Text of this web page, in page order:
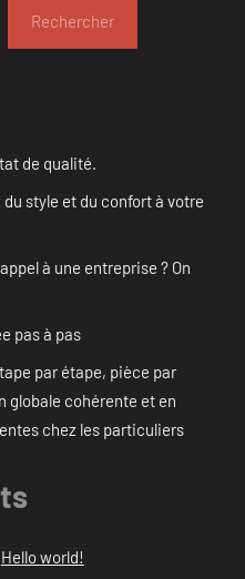
Rechercher
de qualité.
style et du confort à votre
à une entreprise ? On
pas à pas
par étape, pièce par
globale cohérente et en
chez les particuliers
Hello world!